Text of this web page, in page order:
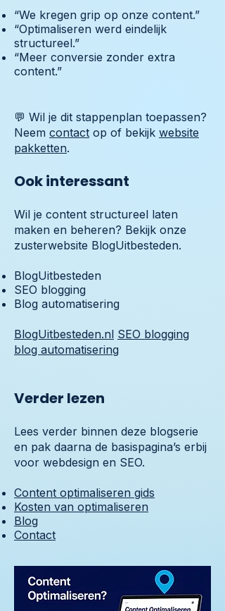
“We kregen grip op onze content.”
“Optimaliseren werd eindelijk
structureel.”
“Meer conversie zonder extra
content.”
💬 Wil je dit stappenplan toepassen?
Neem contact op of bekijk website
pakketten.
Ook interessant
Wil je content structureel laten
maken en beheren? Bekijk onze
zusterwebsite BlogUitbesteden.
BlogUitbesteden
SEO blogging
Blog automatisering
BlogUitbesteden.nl SEO blogging
blog automatisering
Verder lezen
Lees verder binnen deze blogserie
en pak daarna de basispagina’s erbij
voor webdesign en SEO.
Content optimaliseren gids
Kosten van optimaliseren
Blog
Contact